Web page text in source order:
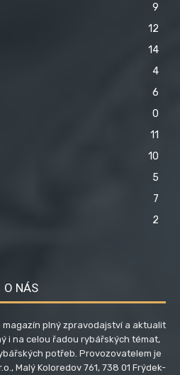
9
12
14
4
6
0
11
10
5
7
2
O NÁS
magazín plný zpravodajství a aktualit
i na celou řadou rybářských témat,
potřeb. Provozovatelem je
Malý Koloredov 761, 738 01 Frýdek-